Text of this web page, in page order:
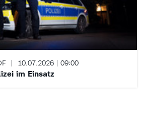
10.07.2026 | 09:00
im Einsatz